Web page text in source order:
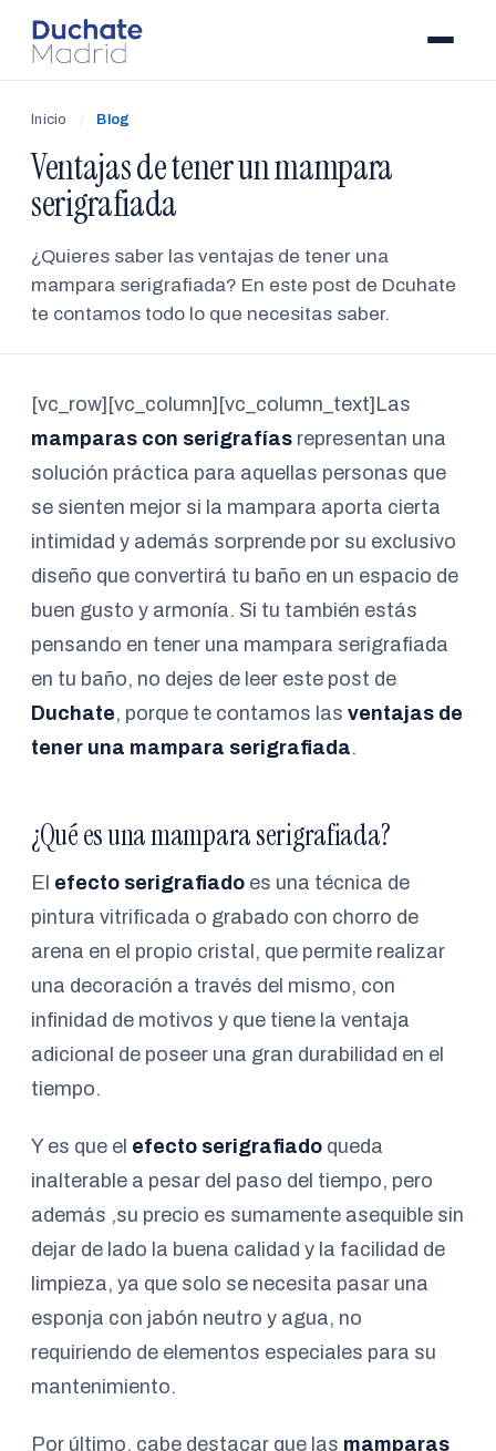
Inicio / Blog
Ventajas de tener un mampara
serigrafiada
¿Quieres saber las ventajas de tener una
mampara serigrafiada? En este post de Dcuhate
te contamos todo lo que necesitas saber.
[vc_row][vc_column][vc_column_text]Las
mamparas con serigrafías representan una
solución práctica para aquellas personas que
se sienten mejor si la mampara aporta cierta
intimidad y además sorprende por su exclusivo
diseño que convertirá tu baño en un espacio de
buen gusto y armonía. Si tu también estás
pensando en tener una mampara serigrafiada
en tu baño, no dejes de leer este post de
Duchate, porque te contamos las ventajas de
tener una mampara serigrafiada.
¿Qué es una mampara serigrafiada?
El efecto serigrafiado es una técnica de
pintura vitrificada o grabado con chorro de
arena en el propio cristal, que permite realizar
una decoración a través del mismo, con
infinidad de motivos y que tiene la ventaja
adicional de poseer una gran durabilidad en el
tiempo.
Y es que el efecto serigrafiado queda
inalterable a pesar del paso del tiempo, pero
además ,su precio es sumamente asequible sin
dejar de lado la buena calidad y la facilidad de
limpieza, ya que solo se necesita pasar una
esponja con jabón neutro y agua, no
requiriendo de elementos especiales para su
mantenimiento.
Por último, cabe destacar que las mamparas